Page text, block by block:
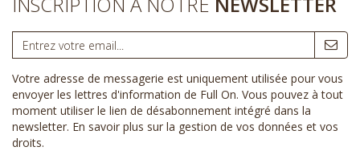
Votre adresse de messagerie est uniquement utilisée pour vous
envoyer les lettres d'information de Full On. Vous pouvez à tout
moment utiliser le lien de désabonnement intégré dans la
newsletter. En savoir plus sur la gestion de vos données et vos
droits.